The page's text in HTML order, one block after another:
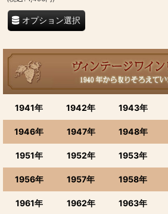
オプション選択
1941年 1942年 1943年
1946年 1947年 1948年
1951年 1952年 1953年
1956年 1957年 1958年
1961年 1962年 1963年